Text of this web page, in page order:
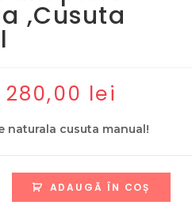
,Cusuta
Prețul
inițial
fost:
480,00 lei.
280,00 lei
280,00 lei.
naturala cusuta manual!
ADAUGĂ ÎN COȘ